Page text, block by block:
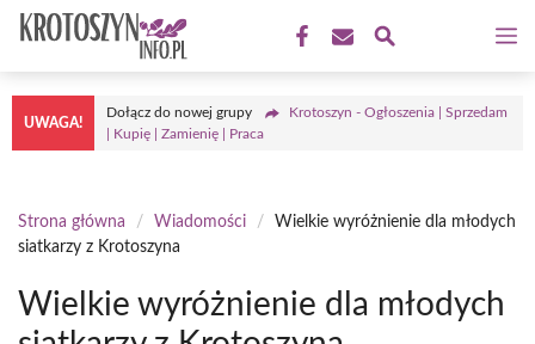
Przejdź
treści
UWAGA!
Dołącz do nowej grupy
Krotoszyn - Ogłoszenia | Sprzedam
| Kupię | Zamienię | Praca
Strona główna / Wiadomości /
Wielkie wyróżnienie dla młodych
siatkarzy z Krotoszyna
Wielkie wyróżnienie dla młodych